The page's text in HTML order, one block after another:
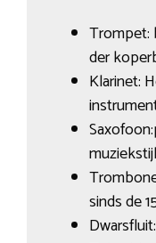
Trompet:
der
Klarinet:
sinds de